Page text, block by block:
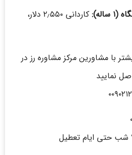
(۱ ساله):
کاردانی ۲٫۵۵۰ دلار،
با مشاورین مرکز مشاوره رز در
نمایید